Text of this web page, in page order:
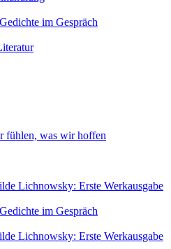
im Gespräch
fühlen, was wir hoffen
Lichnowsky: Erste Werkausgabe
im Gespräch
Lichnowsky: Erste Werkausgabe